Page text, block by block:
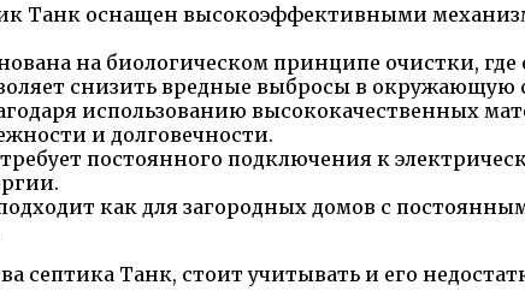
Танк оснащен высокоэффективными
на биологическом принципе очистки,
снизить вредные выбросы в окружающую
использованию высококачественных
и долговечности.
постоянного подключения к
как для загородных домов с
септика Танк, стоит учитывать и его